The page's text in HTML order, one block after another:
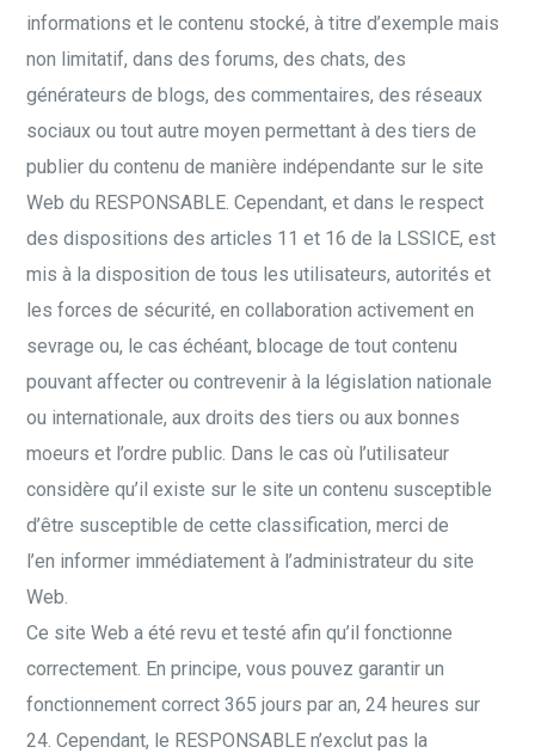
informations et le contenu stocké, à titre d’exemple mais
non limitatif, dans des forums, des chats, des
générateurs de blogs, des commentaires, des réseaux
sociaux ou tout autre moyen permettant à des tiers de
publier du contenu de manière indépendante sur le site
Web du RESPONSABLE. Cependant, et dans le respect
des dispositions des articles 11 et 16 de la LSSICE, est
mis à la disposition de tous les utilisateurs, autorités et
les forces de sécurité, en collaboration activement en
sevrage ou, le cas échéant, blocage de tout contenu
pouvant affecter ou contrevenir à la législation nationale
ou internationale, aux droits des tiers ou aux bonnes
moeurs et l’ordre public. Dans le cas où l’utilisateur
considère qu’il existe sur le site un contenu susceptible
d’être susceptible de cette classification, merci de
l’en informer immédiatement à l’administrateur du site
Web.
Ce site Web a été revu et testé afin qu’il fonctionne
correctement. En principe, vous pouvez garantir un
fonctionnement correct 365 jours par an, 24 heures sur
24. Cependant, le RESPONSABLE n’exclut pas la